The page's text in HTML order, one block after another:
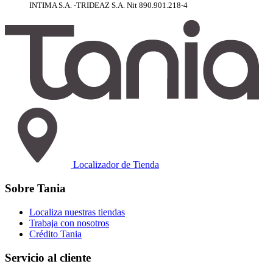
INTIMA S.A. -TRIDEAZ S.A. Nit 890.901.218-4
Localizador de Tienda
Sobre Tania
Localiza nuestras tiendas
Trabaja con nosotros
Crédito Tania
Servicio al cliente